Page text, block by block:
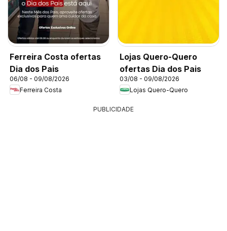
Ferreira Costa ofertas
Dia dos Pais
06/08 - 09/08/2026
Ferreira Costa
Lojas Quero-Quero
ofertas Dia dos Pais
03/08 - 09/08/2026
Lojas Quero-Quero
PUBLICIDADE